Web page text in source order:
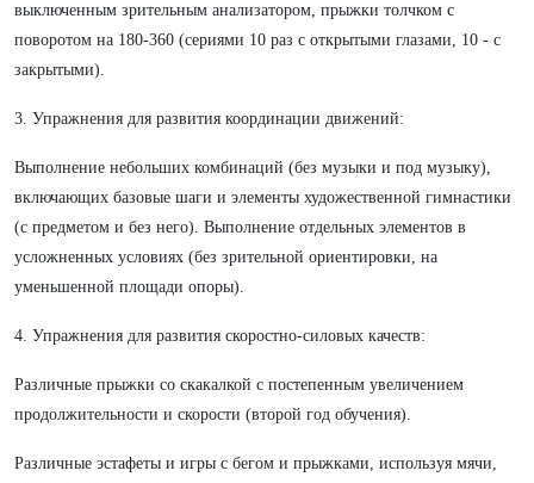
выключенным зрительным анализатором, прыжки толчком с
поворотом на 180-360 (сериями 10 раз с открытыми глазами, 10 - с
закрытыми).
3. Упражнения для развития координации движений:
Выполнение небольших комбинаций (без музыки и под музыку),
включающих базовые шаги и элементы художественной гимнастики
(с предметом и без него). Выполнение отдельных элементов в
усложненных условиях (без зрительной ориентировки, на
уменьшенной площади опоры).
4. Упражнения для развития скоростно-силовых качеств:
Различные прыжки со скакалкой с постепенным увеличением
продолжительности и скорости (второй год обучения).
Различные эстафеты и игры с бегом и прыжками, используя мячи,